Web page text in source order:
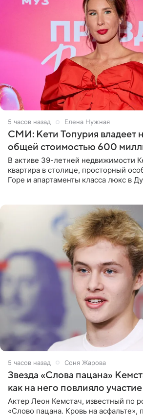
5 часов назад Елена Нужная
СМИ: Кети Топурия владеет
общей стоимостью 600
В активе 39-летней недвижимости
квартира в столице, просторный
Горе и апартаменты класса люкс в
5 часов назад Соня Жарова
Звезда «Слова пацана»
как на него повлияло
Актер Леон Кемстач, известный по
«Слово пацана. Кровь на асфальте»,